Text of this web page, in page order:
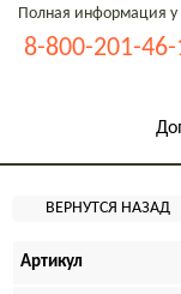
Полная информация у
8-800-201-46-
Артикул